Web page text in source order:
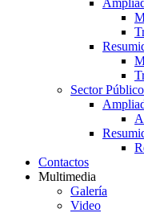
Sector
Contactos
Multimedia
Galería
Video